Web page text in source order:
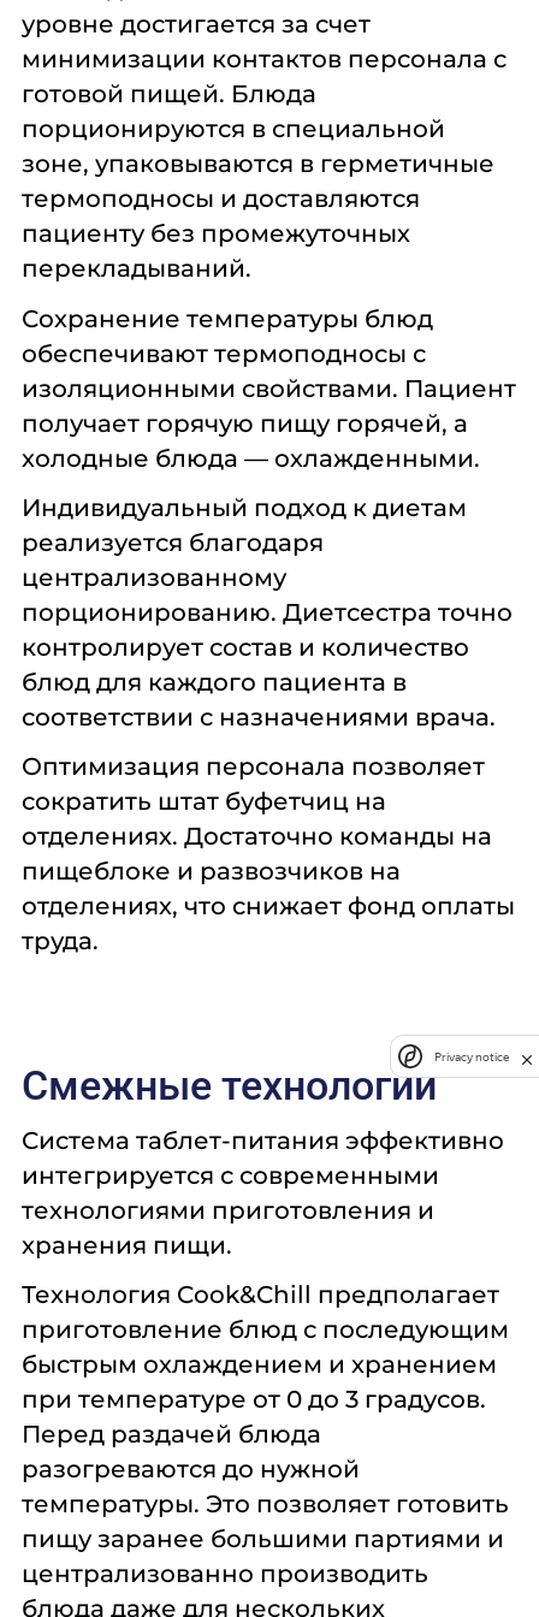
уровне достигается за счет
минимизации контактов персонала с
готовой пищей. Блюда
порционируются в специальной
зоне, упаковываются в герметичные
термоподносы и доставляются
пациенту без промежуточных
перекладываний.
Сохранение температуры блюд
обеспечивают термоподносы с
изоляционными свойствами. Пациент
получает горячую пищу горячей, а
холодные блюда — охлажденными.
Индивидуальный подход к диетам
реализуется благодаря
централизованному
порционированию. Диетсестра точно
контролирует состав и количество
блюд для каждого пациента в
соответствии с назначениями врача.
Оптимизация персонала позволяет
сократить штат буфетчиц на
отделениях. Достаточно команды на
пищеблоке и развозчиков на
отделениях, что снижает фонд оплаты
труда.
Смежные технологии
Система таблет-питания эффективно
интегрируется с современными
технологиями приготовления и
хранения пищи.
Технология Cook&Chill предполагает
приготовление блюд с последующим
быстрым охлаждением и хранением
при температуре от 0 до 3 градусов.
Перед раздачей блюда
разогреваются до нужной
температуры. Это позволяет готовить
пищу заранее большими партиями и
централизованно производить
блюда даже для нескольких
Privacy notice